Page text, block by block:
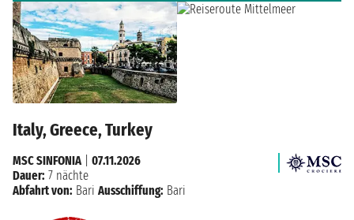
Italy, Greece, Turkey
MSC SINFONIA| 07.11.2026
Dauer: 7 nächte
Abfahrt von: Bari Ausschiffung: Bari